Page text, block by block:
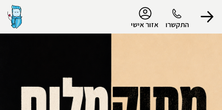
התקשרו אזור אישי
הפרופיל שלי
התנתק